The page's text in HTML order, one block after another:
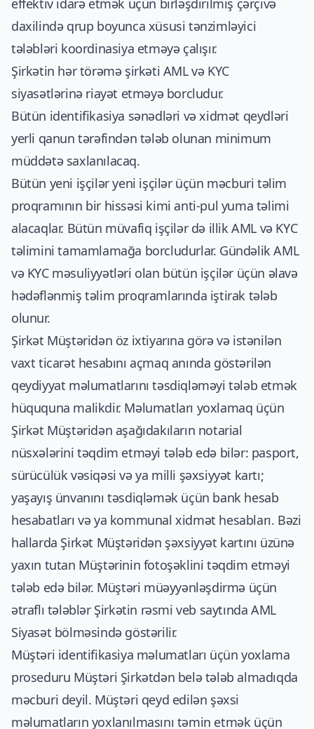
daxilində qrup boyunca xüsusi tənzimləyici
tələbləri koordinasiya etməyə çalışır.
Şirkətin hər törəmə şirkəti AML və KYC
siyasətlərinə riayət etməyə borcludur.
Bütün identifikasiya sənədləri və xidmət qeydləri
yerli qanun tərəfindən tələb olunan minimum
müddətə saxlanılacaq.
Bütün yeni işçilər yeni işçilər üçün məcburi təlim
proqramının bir hissəsi kimi anti-pul yuma təlimi
alacaqlar. Bütün müvafiq işçilər də illik AML və KYC
təlimini tamamlamağa borcludurlar. Gündəlik AML
və KYC məsuliyyətləri olan bütün işçilər üçün əlavə
hədəflənmiş təlim proqramlarında iştirak tələb
olunur.
Şirkət Müştəridən öz ixtiyarına görə və istənilən
vaxt ticarət hesabını açmaq anında göstərilən
qeydiyyat məlumatlarını təsdiqləməyi tələb etmək
hüququna malikdir. Məlumatları yoxlamaq üçün
Şirkət Müştəridən aşağıdakıların notarial
nüsxələrini təqdim etməyi tələb edə bilər: pasport,
sürücülük vəsiqəsi və ya milli şəxsiyyət kartı;
yaşayış ünvanını təsdiqləmək üçün bank hesab
hesabatları və ya kommunal xidmət hesabları. Bəzi
hallarda Şirkət Müştəridən şəxsiyyət kartını üzünə
yaxın tutan Müştərinin fotoşəklini təqdim etməyi
tələb edə bilər. Müştəri müəyyənləşdirmə üçün
ətraflı tələblər Şirkətin rəsmi veb saytında AML
Siyasət bölməsində göstərilir.
Müştəri identifikasiya məlumatları üçün yoxlama
proseduru Müştəri Şirkətdən belə tələb almadıqda
məcburi deyil. Müştəri qeyd edilən şəxsi
məlumatların yoxlanılmasını təmin etmək üçün